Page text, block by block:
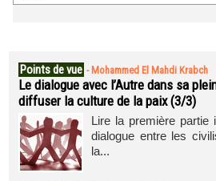
Points de vue - Mohammed El Mahdi Krabch
Le dialogue avec l’Autre dans sa
diffuser la culture de la paix (3/3)
Lire la première partie
dialogue entre les
la...